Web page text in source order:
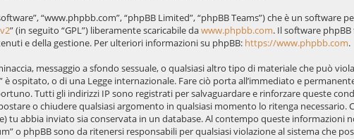
“www.phpbb.com”, “phpBB Limited”, “phpBB Teams”) che è un software
” (in seguito “GPL”) liberamente scaricabile dawww.phpbb.com. Il software phpBB
e della gestione. Per ulteriori informazioni su phpBB: https://www.phpbb.com.
messaggio a sfondo sessuale, o qualsiasi altro tipo di materiale che può
ospitato, o di una Legge internazionale. Fare ciò porta all’immediato e
Tutti gli indirizzi IP sono registrati per salvaguardare e rinforzare queste
o chiudere qualsiasi argomento in qualsiasi momento lo ritenga necessario.
abbia inviato sia conservata in un database. Al contempo queste informazioni
o phpBB sono da ritenersi responsabili per qualsiasi violazione al sistema che